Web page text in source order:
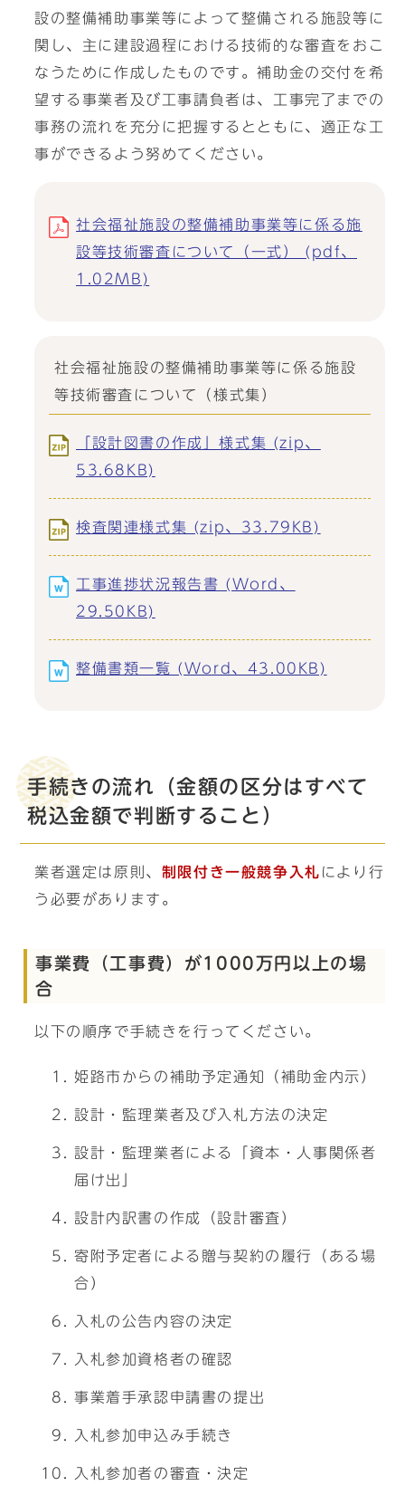
設の整備補助事業等によって整備される施設等に
関し、主に建設過程における技術的な審査をおこ
なうために作成したものです。補助金の交付を希
望する事業者及び工事請負者は、工事完了までの
事務の流れを充分に把握するとともに、適正な工
事ができるよう努めてください。
社会福祉施設の整備補助事業等に係る施
設等技術審査について（一式） (pdf、
1.02MB)
社会福祉施設の整備補助事業等に係る施設
等技術審査について（様式集）
「設計図書の作成」様式集 (zip、
53.68KB)
検査関連様式集 (zip、33.79KB)
工事進捗状況報告書 (Word、
29.50KB)
整備書類一覧 (Word、43.00KB)
手続きの流れ（金額の区分はすべて
税込金額で判断すること）
業者選定は原則、 制限付き一般競争入札 により行
う必要があります。
事業費（工事費）が1000万円以上の場
合
以下の順序で手続きを行ってください。
姫路市からの補助予定通知（補助金内示）
設計・監理業者及び入札方法の決定
設計・監理業者による「資本・人事関係者
届け出」
設計内訳書の作成（設計審査）
寄附予定者による贈与契約の履行（ある場
合）
入札の公告内容の決定
入札参加資格者の確認
事業着手承認申請書の提出
入札参加申込み手続き
入札参加者の審査・決定